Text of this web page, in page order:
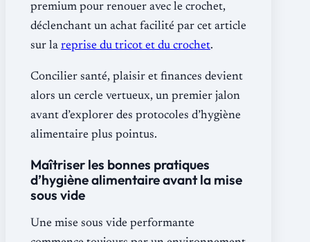
premium pour renouer avec le crochet,
déclenchant un achat facilité par cet article
sur la reprise du tricot et du crochet.
Concilier santé, plaisir et finances devient
alors un cercle vertueux, un premier jalon
avant d’explorer des protocoles d’hygiène
alimentaire plus pointus.
Maîtriser les bonnes pratiques
d’hygiène alimentaire avant la mise
sous vide
Une mise sous vide performante